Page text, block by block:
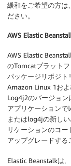
緩和をご希望の方は
ださい。
AWS Elastic
AWS Elastic
のTomcatプラット
パッケージリポジト
Amazon Linux 1お
Log4j2のバージョ
アプリケーションで
またはlog4jの新し
リケーションのコ
アップグレードする
Elastic Beanstalkは